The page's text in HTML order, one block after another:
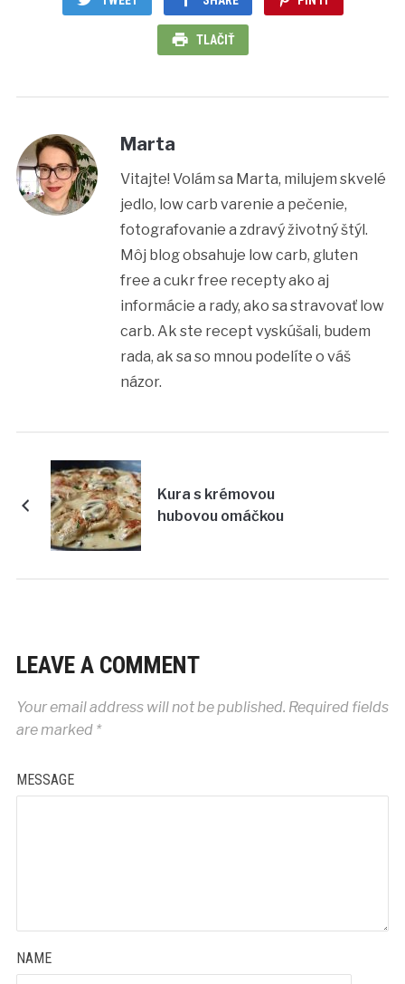
TLAČIŤ
Marta
Vitajte! Volám sa Marta, milujem skvelé
jedlo, low carb varenie a pečenie,
fotografovanie a zdravý životný štýl.
Môj blog obsahuje low carb, gluten
free a cukr free recepty ako aj
informácie a rady, ako sa stravovať low
carb. Ak ste recept vyskúšali, budem
rada, ak sa so mnou podelíte o váš
názor.
Kura s krémovou
hubovou omáčkou
LEAVE A COMMENT
Your email address will not be published. Required fields
are marked *
MESSAGE
NAME